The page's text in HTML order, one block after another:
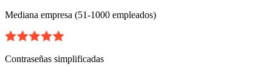
Mediana empresa (51-1000 empleados)
Contraseñas simplificadas